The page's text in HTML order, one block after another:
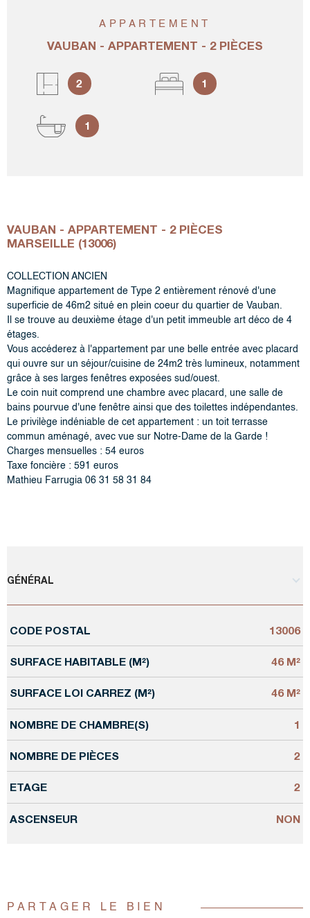
APPARTEMENT
VAUBAN - APPARTEMENT - 2 PIÈCES
2 1
1
VAUBAN - APPARTEMENT - 2 PIÈCES
MARSEILLE (13006)
COLLECTION ANCIEN
Magnifique appartement de Type 2 entièrement rénové d'une
superficie de 46m2 situé en plein coeur du quartier de Vauban.
Il se trouve au deuxième étage d'un petit immeuble art déco de 4
étages.
Vous accéderez à l'appartement par une belle entrée avec placard
qui ouvre sur un séjour/cuisine de 24m2 très lumineux, notamment
grâce à ses larges fenêtres exposées sud/ouest.
Le coin nuit comprend une chambre avec placard, une salle de
bains pourvue d'une fenêtre ainsi que des toilettes indépendantes.
Le privilège indéniable de cet appartement : un toit terrasse
commun aménagé, avec vue sur Notre-Dame de la Garde !
Charges mensuelles : 54 euros
Taxe foncière : 591 euros
Mathieu Farrugia 06 31 58 31 84
GÉNÉRAL
Caractérisque Valeurs
CODE POSTAL 13006
SURFACE HABITABLE (M²) 46 M²
SURFACE LOI CARREZ (M²) 46 M²
NOMBRE DE CHAMBRE(S) 1
NOMBRE DE PIÈCES 2
ETAGE 2
ASCENSEUR NON
PARTAGER LE BIEN